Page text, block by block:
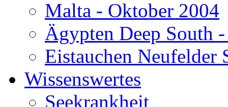
Malta - Oktober 2004
Ägypten Deep South
Eistauchen Neufelder
Wissenswertes
Seekrankheit